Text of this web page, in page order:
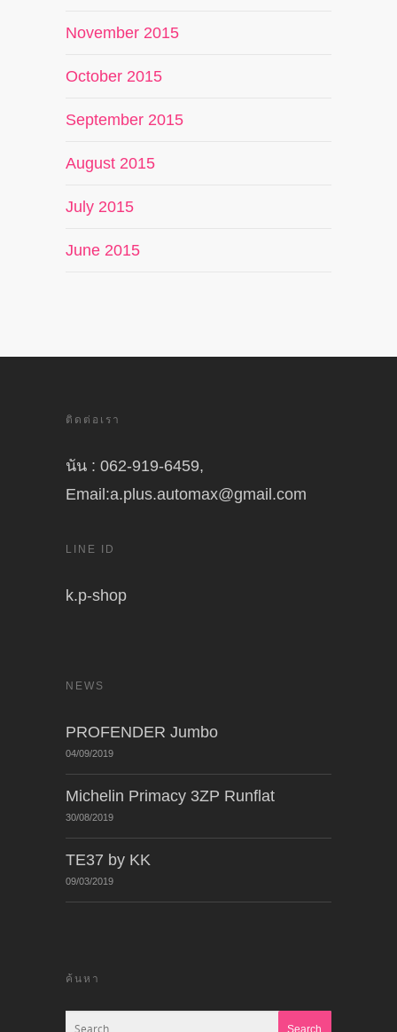
November 2015
October 2015
September 2015
August 2015
July 2015
June 2015
ติดต่อเรา
นัน : 062-919-6459,
Email:a.plus.automax@gmail.com
LINE ID
k.p-shop
NEWS
PROFENDER Jumbo
04/09/2019
Michelin Primacy 3ZP Runflat
30/08/2019
TE37 by KK
09/03/2019
ค้นหา